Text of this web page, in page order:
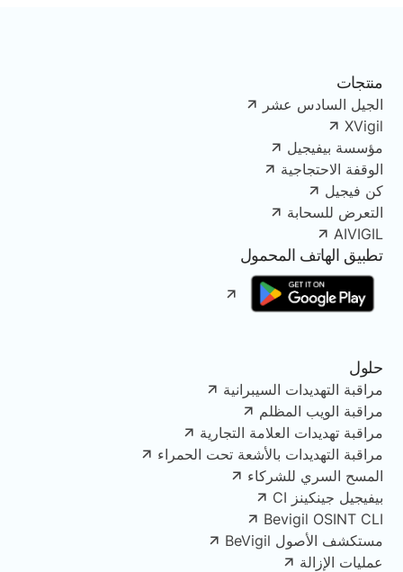
منتجات
الجيل السادس عشر
XVigil
مؤسسة بيفيجيل
الوقفة الاحتجاجية
كن فيجيل
التعرض للسحابة
AIVIGIL
تطبيق الهاتف المحمول
حلول
مراقبة التهديدات السيبرانية
مراقبة الويب المظلم
مراقبة تهديدات العلامة التجارية
مراقبة التهديدات بالأشعة تحت الحمراء
المسح السري للشركاء
بيفيجيل جينكينز CI
Bevigil OSINT CLI
مستكشف الأصول BeVigil
عمليات الإزالة